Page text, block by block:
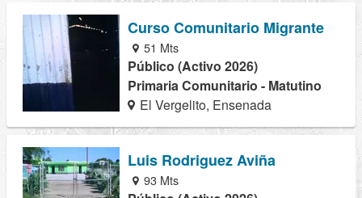
Curso Comunitario Migrante
51 Mts
Público (Activo 2026)
Primaria Comunitario - Matutino
El Vergelito, Ensenada
Luis Rodriguez Aviña
93 Mts